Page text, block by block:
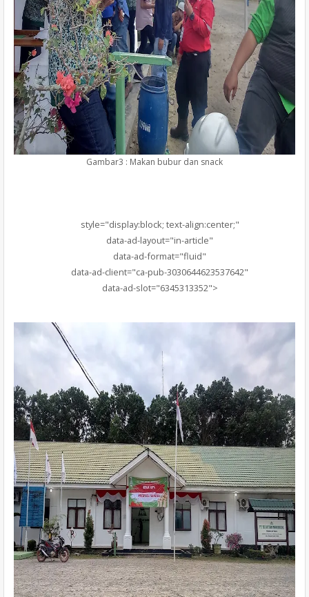
Gambar3 : Makan bubur dan snack
style="display:block; text-align:center;"
data-ad-layout="in-article"
data-ad-format="fluid"
data-ad-client="ca-pub-3030644623537642"
data-ad-slot="6345313352">